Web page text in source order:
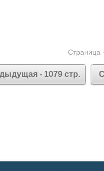
Страница -
- 1079 стр.